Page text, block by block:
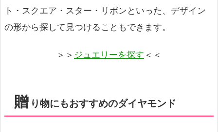
ト・スクエア・スター・リボンといった、デザイン
の形から探して見つけることもできます。
＞＞ ジュエリーを探す ＜＜
贈 り物にもおすすめのダイヤモンド